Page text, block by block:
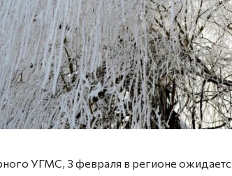
УГМС, 3 февраля в регионе